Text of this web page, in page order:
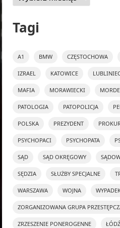
Tagi
A1 BMW CZĘSTOCHOWA
IZRAEL KATOWICE
MAFIA MORAWIECKI
PATOLOGIA PATOPOLICJA
POLSKA PREZYDENT
PSYCHOPACI PSYCHOPATA
SĄD SĄD OKRĘGOWY
SĘDZIA SŁUŻBY SPECJALNE
WARSZAWA WOJNA
ZORGANIZOWANA GRUPA
ZRZESZENIE PONEROGENNE ŁÓDŹ